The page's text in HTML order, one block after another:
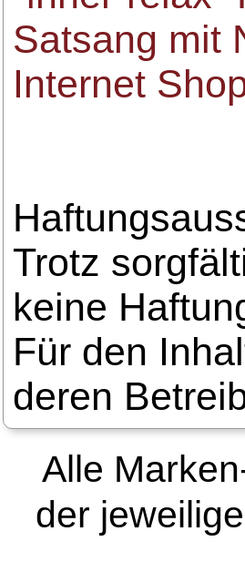
Satsang mit
Internet
Trotz
keine
Für den
deren
Alle
der